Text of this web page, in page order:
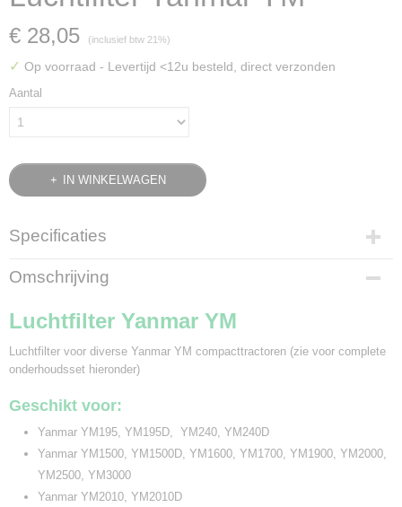
€ 28,05 (inclusief btw 21%)
✓ Op voorraad - Levertijd <12u besteld, direct verzonden
Aantal
IN WINKELWAGEN
Specificaties
Bruto gewicht
0,60 Kg
Omschrijving
Luchtfilter Yanmar YM
Luchtfilter voor diverse Yanmar YM compacttractoren (zie voor complete
onderhoudsset hieronder)
Geschikt voor:
Yanmar YM195, YM195D, YM240, YM240D
Yanmar YM1500, YM1500D, YM1600, YM1700, YM1900, YM2000,
YM2500, YM3000
Yanmar YM2010, YM2010D